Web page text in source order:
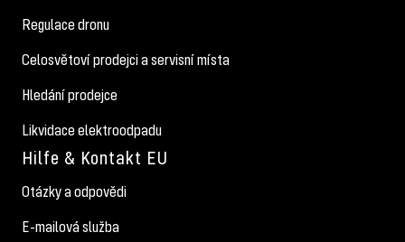
Regulace dronu
Celosvětoví prodejci a servisní místa
Hledání prodejce
Likvidace elektroodpadu
Hilfe & Kontakt EU
Otázky a odpovědi
E-mailová služba